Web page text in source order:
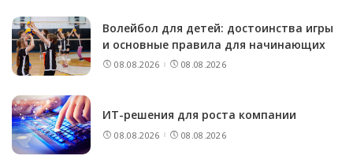
Волейбол для детей: достоинства игры
и основные правила для начинающих
08.08.2026 08.08.2026
ИТ-решения для роста компании
08.08.2026 08.08.2026